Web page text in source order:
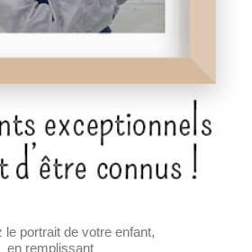
le portrait de votre enfant,
en remplissant